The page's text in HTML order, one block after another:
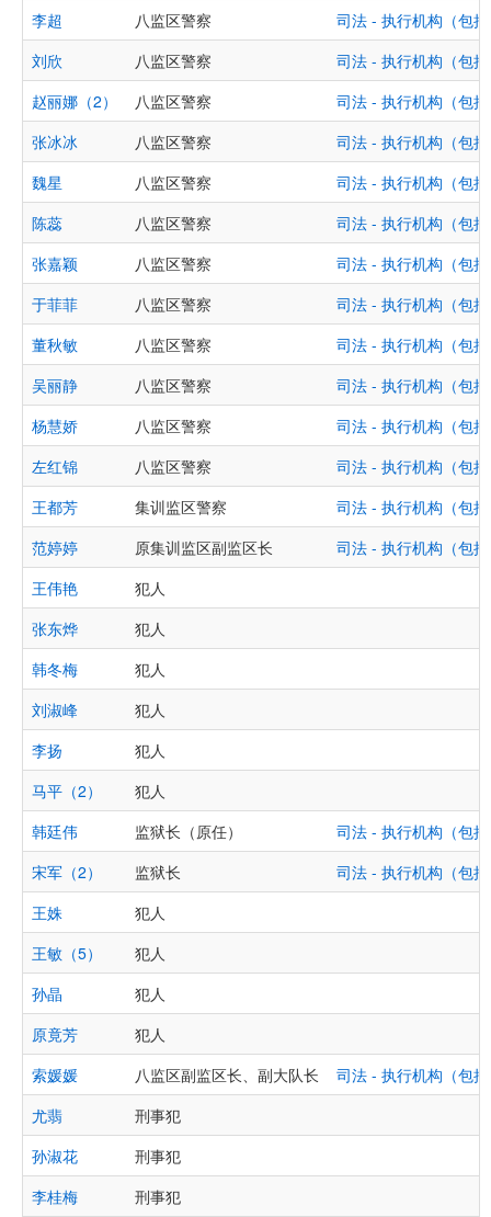
李超
八监区警察
司法 - 执行机构（包
刘欣
八监区警察
司法 - 执行机构（包
赵丽娜（2）
八监区警察
司法 - 执行机构（包
张冰冰
八监区警察
司法 - 执行机构（包
魏星
八监区警察
司法 - 执行机构（包
陈蕊
八监区警察
司法 - 执行机构（包
张嘉颖
八监区警察
司法 - 执行机构（包
于菲菲
八监区警察
司法 - 执行机构（包
董秋敏
八监区警察
司法 - 执行机构（包
吴丽静
八监区警察
司法 - 执行机构（包
杨慧娇
八监区警察
司法 - 执行机构（包
左红锦
八监区警察
司法 - 执行机构（包
王都芳
集训监区警察
司法 - 执行机构（包
范婷婷
原集训监区副监区长
司法 - 执行机构（包
王伟艳
犯人
张东烨
犯人
韩冬梅
犯人
刘淑峰
犯人
李扬
犯人
马平（2）
犯人
韩廷伟
监狱长（原任）
司法 - 执行机构（包
宋军（2）
监狱长
司法 - 执行机构（包
王姝
犯人
王敏（5）
犯人
孙晶
犯人
原竟芳
犯人
索媛媛
八监区副监区长、副大队长
司法 - 执行机构（包
尤翡
刑事犯
孙淑花
刑事犯
李桂梅
刑事犯